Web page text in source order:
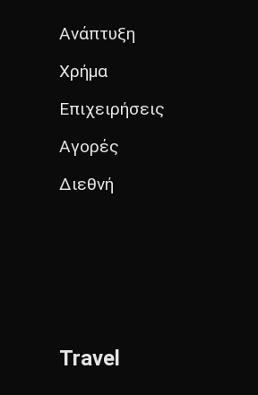
Ανάπτυξη
Χρήμα
Επιχειρήσεις
Αγορές
Διεθνή
Travel